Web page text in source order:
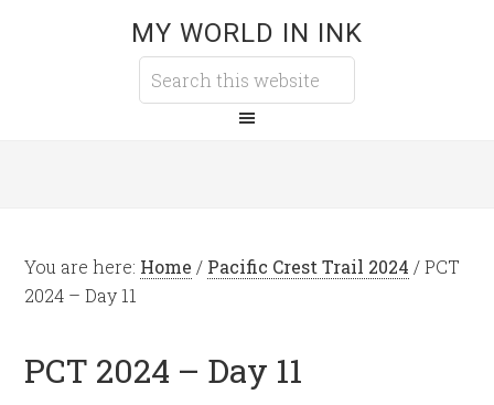
MY WORLD IN INK
You are here: Home / Pacific Crest Trail 2024 /PCT
2024 – Day 11
PCT 2024 – Day 11